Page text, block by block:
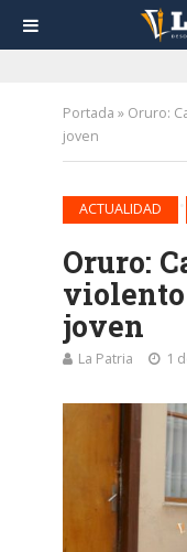
Portada » Oruro:
joven
ACTUALIDAD
Oruro:
violento
joven
La Patria 1